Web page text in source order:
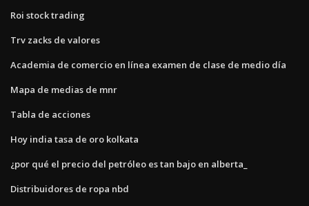
Roi stock trading
Trv zacks de valores
Academia de comercio en línea examen de clase de medio día
Mapa de medias de mnr
Tabla de acciones
Hoy india tasa de oro kolkata
¿por qué el precio del petróleo es tan bajo en alberta_
Distribuidores de ropa nbd